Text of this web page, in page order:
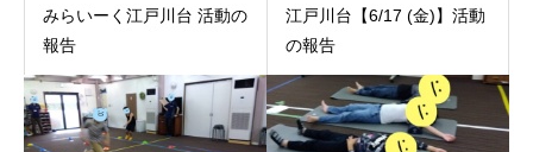
みらいーく江戸川台 活動の
報告
江戸川台【6/17 (金)】活動
の報告